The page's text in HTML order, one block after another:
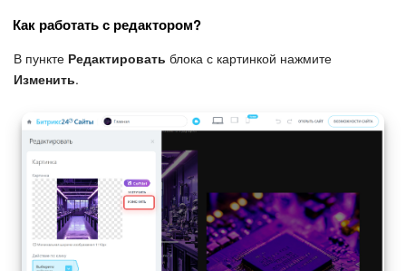
Вайбкод
Лента Новостей
Задачи
Мессенджер
Календарь
Как работать с редактором?
В пункте Редактировать блока с картинкой нажмите
Изменить.